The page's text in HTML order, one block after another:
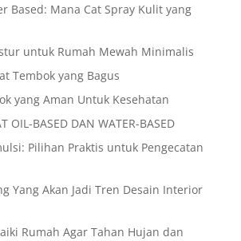
Based: Mana Cat Spray Kulit yang
untuk Rumah Mewah Minimalis
Tembok yang Bagus
yang Aman Untuk Kesehatan
OIL-BASED DAN WATER-BASED
Pilihan Praktis untuk Pengecatan
Yang Akan Jadi Tren Desain Interior
Rumah Agar Tahan Hujan dan